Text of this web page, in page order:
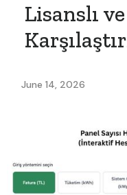
Lisanslı
June 14, 2026